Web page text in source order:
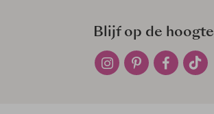
Blijf op de hoogte